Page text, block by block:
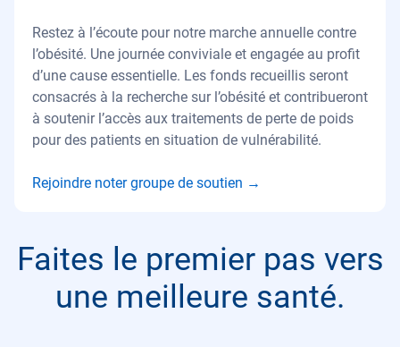
Restez à l’écoute pour notre marche annuelle contre
l’obésité. Une journée conviviale et engagée au profit
d’une cause essentielle. Les fonds recueillis seront
consacrés à la recherche sur l’obésité et contribueront
à soutenir l’accès aux traitements de perte de poids
pour des patients en situation de vulnérabilité.
Rejoindre noter groupe de soutien →
Faites le premier pas vers
une meilleure santé.